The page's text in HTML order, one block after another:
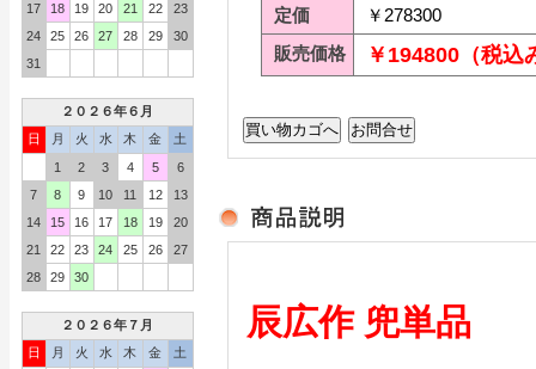
17
18 19 20 21 22
23
24
25 26 27 28 29
30
31
２０２６年６月
日
月 火 水 木 金
土
1
2 3 4 5
6
7
8 9 10 11 12
13
14
15 16 17 18 19
20
21
22 23 24 25 26
27
28
29 30
２０２６年７月
日
月 火 水 木 金
土
定価
￥278300
販売価格
￥194800（税込
辰広作 兜単品